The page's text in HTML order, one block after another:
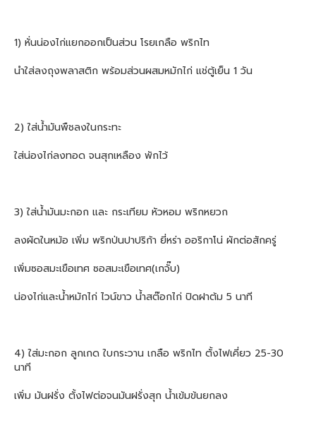
1) หั่นน่องไก่แยกออกเป็นส่วน โรยเกลือ พริกไท
นำใส่ลงถุงพลาสติก พร้อมส่วนผสมหมักไก่ แช่ตู้เย็น 1 วัน
2) ใส่น้ำมันพืชลงในกระทะ
ใส่น่องไก่ลงทอด จนสุกเหลือง พักไว้
3) ใส่น้ำมันมะกอก และ กระเทียม หัวหอม พริกหยวก
ลงผัดในหม้อ เพิ่ม พริกป่นปาปริก้า ยี่หร่า ออริกาโน่ ผักต่อสักครู่
เพิ่มซอสมะเขือเทศ ซอสมะเขือเทศ(เกจั๊บ)
น่องไก่และน้ำหมักไก่ ไวน์ขาว น้ำสต๊อกไก่ ปิดฝาต้ม 5 นาที
4) ใส่มะกอก ลูกเกด ใบกระวาน เกลือ พริกไท ตั้งไฟเคี่ยว 25-30
นาที
เพิ่ม มันฝรั่ง ตั้งไฟต่อจนมันฝรั่งสุก น้ำเข้มข้นยกลง